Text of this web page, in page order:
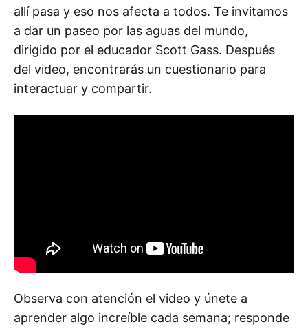
allí pasa y eso nos afecta a todos. Te invitamos
a dar un paseo por las aguas del mundo,
dirigido por el educador Scott Gass. Después
del video, encontrarás un cuestionario para
interactuar y compartir.
Observa con atención el video y únete a
aprender algo increíble cada semana; responde